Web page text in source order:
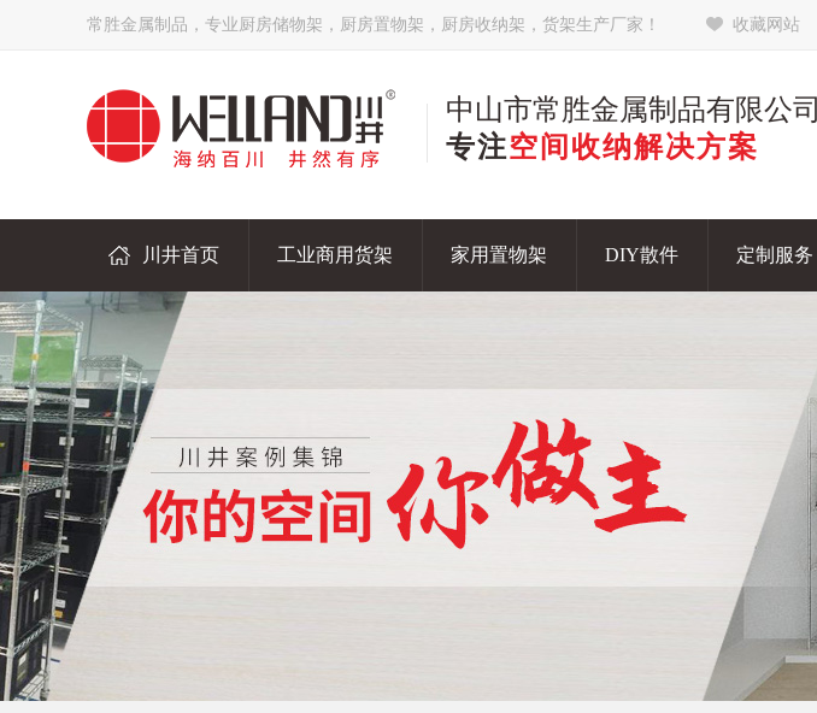
收藏网站
常胜金属制品，专业厨房储物架，厨房置物架，厨房收纳架，货架生产厂家！
中山市常胜金属制品有限公司
专注空间收纳解决方案
川井首页 工业商用货架 家用置物架 DIY散件 定制服务